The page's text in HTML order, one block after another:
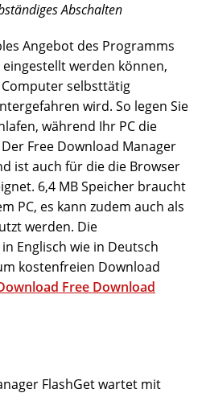
Abschalten
Angebot des Programms
werden können,
selbsttätig
wird. So legen Sie
während Ihr PC die
Free Download Manager
ist auch für die die Browser
6,4 MB Speicher braucht
PC, es kann zudem auch als
werden. Die
Englisch wie in Deutsch
kostenfreien Download
Free Download
FlashGet wartet mit